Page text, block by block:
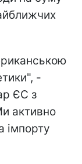
-
ЄС з
активно
імпорту